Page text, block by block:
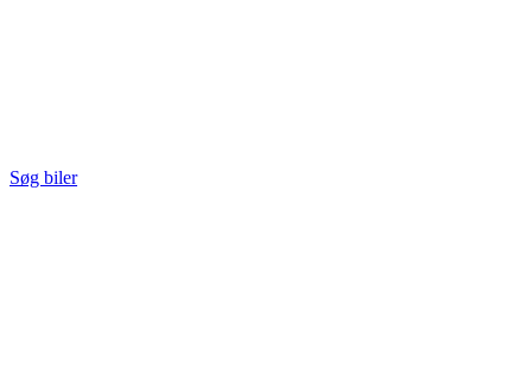
Søg biler